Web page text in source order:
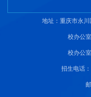
地址：重庆市永川
校办公
校办公
招生电话：